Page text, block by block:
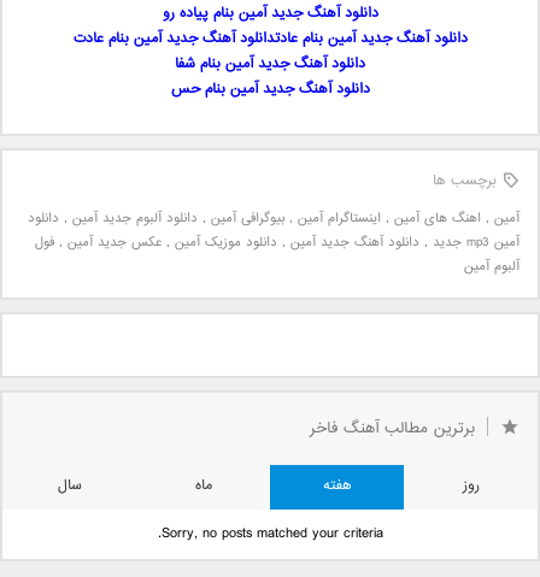
دانلود آهنگ جدید آمین بنام پیاده رو
دانلود آهنگ جدید آمین بنام عادتدانلود آهنگ جدید آمین بنام عادت
دانلود آهنگ جدید آمین بنام شفا
دانلود آهنگ جدید آمین بنام حس
برچسب ها
آمین , اهنگ های آمین , اینستاگرام آمین , بیوگرافی آمین , دانلود آلبوم جدید آمین , دانلود
آمین mp3 جدید
, دانلود آهنگ جدید آمین , دانلود موزیک آمین , عکس جدید آمین , فول
آلبوم آمین
برترین مطالب آهنگ فاخر
روز هفته ماه
سال
Sorry, no posts matched your criteria.